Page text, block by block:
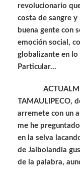
revolucionario
costa de sangre
buena gente con
emoción social,
globalizante en lo
Particular…
TAMAULIPECO,
arremete con un
me he
en la selva
de Jaibolandia
de la palabra,